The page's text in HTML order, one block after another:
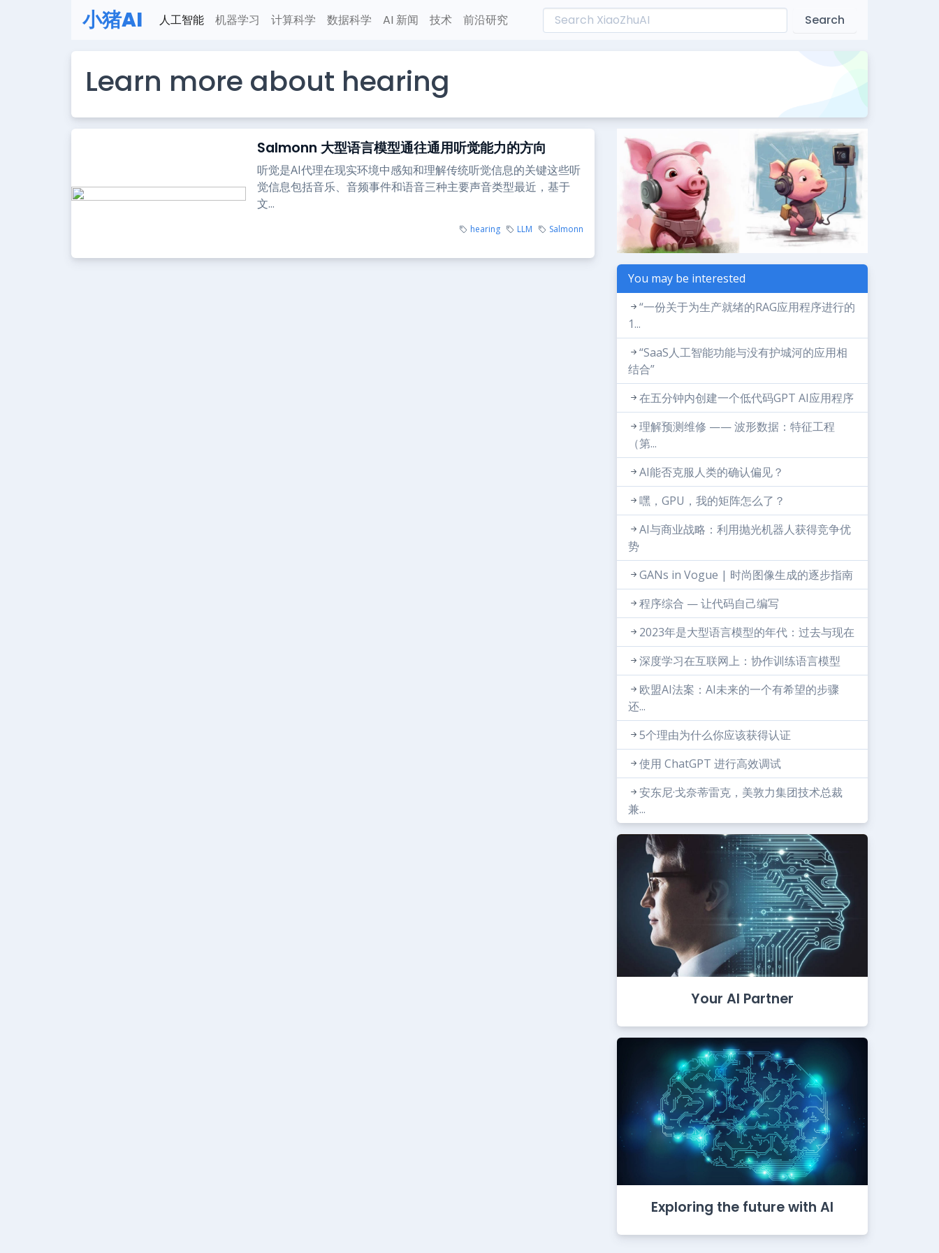
小猪AI 人工智能 机器学习 计算科学 数据科学 AI 新闻 技术 前沿研究 Search
Learn more about hearing
Salmonn 大型语言模型通往通用听觉能力的方向
听觉是AI代理在现实环境中感知和理解传统听觉信息的关键这些听
觉信息包括音乐、音频事件和语音三种主要声音类型最近，基于
文...
hearing LLM Salmonn
You may be interested
“一份关于为生产就绪的RAG应用程序进行的
1...
“SaaS人工智能功能与没有护城河的应用相
结合”
在五分钟内创建一个低代码GPT AI应用程序
理解预测维修 —— 波形数据：特征工程
（第...
AI能否克服人类的确认偏见？
嘿，GPU，我的矩阵怎么了？
AI与商业战略：利用抛光机器人获得竞争优
势
GANs in Vogue | 时尚图像生成的逐步指南
程序综合 — 让代码自己编写
2023年是大型语言模型的年代：过去与现在
深度学习在互联网上：协作训练语言模型
欧盟AI法案：AI未来的一个有希望的步骤
还...
5个理由为什么你应该获得认证
使用 ChatGPT 进行高效调试
安东尼·戈奈蒂雷克，美敦力集团技术总裁
兼...
Your AI Partner
Exploring the future with AI